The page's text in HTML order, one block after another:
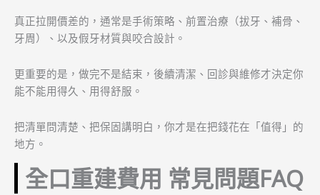
真正拉開價差的，通常是手術策略、前置治療（拔牙、補骨、
牙周）、以及假牙材質與咬合設計。
更重要的是，做完不是結束，後續清潔、回診與維修才決定你
能不能用得久、用得舒服。
把清單問清楚、把保固講明白，你才是在把錢花在「值得」的
地方。
全口重建費用 常見問題FAQ